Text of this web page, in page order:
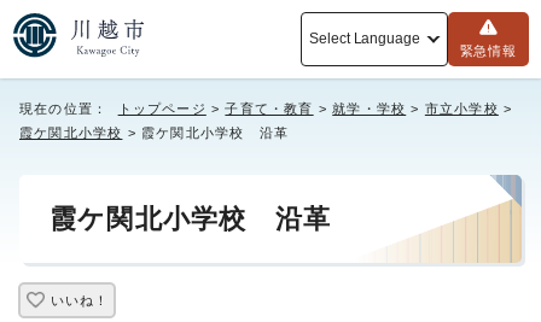
Select Language
緊急情報
現在の位置： トップページ >子育て・教育 >就学・学校 > 市立小学校 >
霞ケ関北小学校 > 霞ケ関北小学校 沿革
霞ケ関北小学校 沿革
いいね！